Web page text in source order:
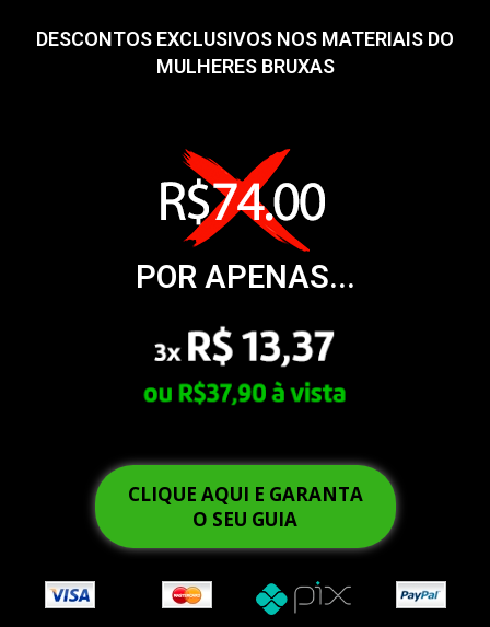
DESCONTOS EXCLUSIVOS NOS MATERIAIS DO
MULHERES BRUXAS
POR APENAS...
CLIQUE AQUI E GARANTA
O SEU GUIA